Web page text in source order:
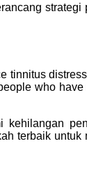
tinnitus
who
terbaik